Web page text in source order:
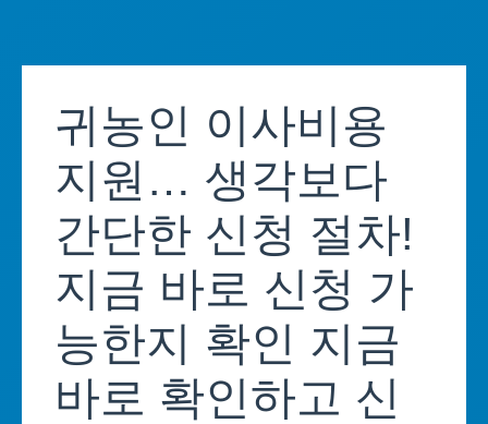
content귀농인 이사비용
지원… 생각보다
간단한 신청 절차!
지금 바로 신청 가
능한지 확인 지금
바로 확인하고 신